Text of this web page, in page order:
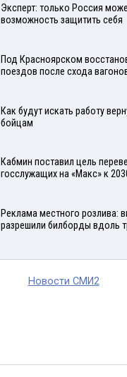
Эксперт: только Россия
возможность защитить себя
Под Красноярском
поездов после схода
Как будут искать работу
бойцам
Кабмин поставил цель
госслужащих на «Макс» к
Реклама местного розлива:
разрешили билборды вдоль
Новости СМИ2